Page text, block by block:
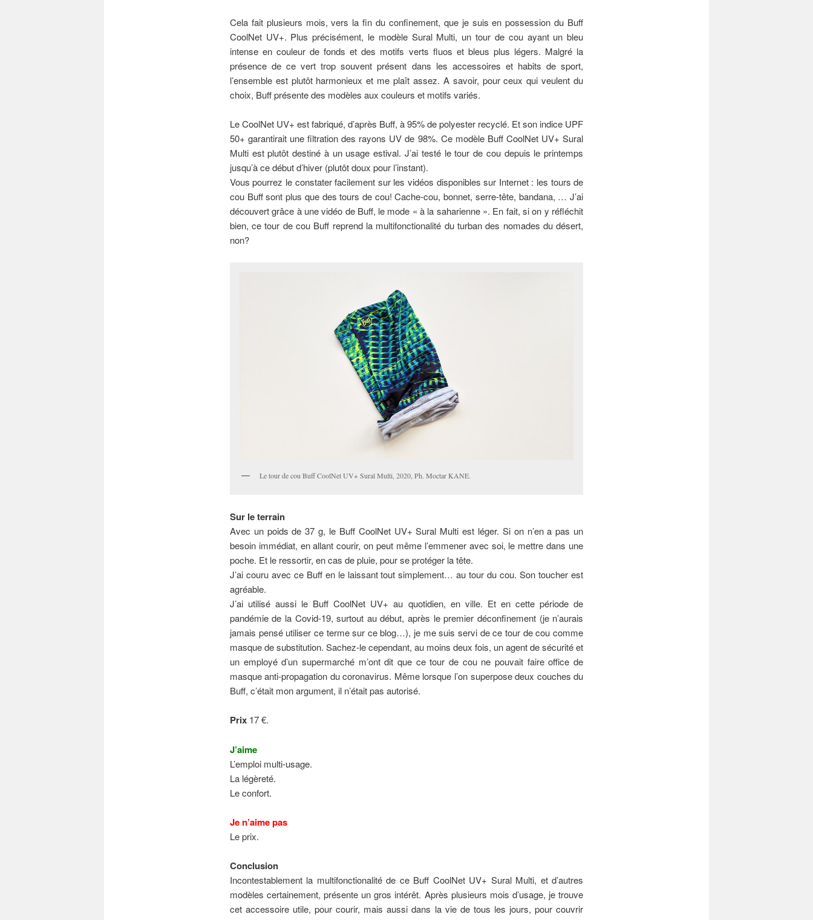
Cela fait plusieurs mois, vers la fin du confinement, que je suis en possession du Buff
CoolNet UV+. Plus précisément, le modèle Sural Multi, un tour de cou ayant un bleu
intense en couleur de fonds et des motifs verts fluos et bleus plus légers. Malgré la
présence de ce vert trop souvent présent dans les accessoires et habits de sport,
l’ensemble est plutôt harmonieux et me plaît assez. A savoir, pour ceux qui veulent du
choix, Buff présente des modèles aux couleurs et motifs variés.
Le CoolNet UV+ est fabriqué, d’après Buff, à 95% de polyester recyclé. Et son indice UPF
50+ garantirait une filtration des rayons UV de 98%. Ce modèle Buff CoolNet UV+ Sural
Multi est plutôt destiné à un usage estival. J’ai testé le tour de cou depuis le printemps
jusqu’à ce début d’hiver (plutôt doux pour l’instant).
Vous pourrez le constater facilement sur les vidéos disponibles sur Internet : les tours de
cou Buff sont plus que des tours de cou! Cache-cou, bonnet, serre-tête, bandana, … J’ai
découvert grâce à une vidéo de Buff, le mode « à la saharienne ». En fait, si on y réfléchit
bien, ce tour de cou Buff reprend la multifonctionalité du turban des nomades du désert,
non?
Le tour de cou Buff CoolNet UV+ Sural Multi, 2020, Ph. Moctar KANE.
Sur le terrain
Avec un poids de 37 g, le Buff CoolNet UV+ Sural Multi est léger. Si on n’en a pas un
besoin immédiat, en allant courir, on peut même l’emmener avec soi, le mettre dans une
poche. Et le ressortir, en cas de pluie, pour se protéger la tête.
J’ai couru avec ce Buff en le laissant tout simplement… au tour du cou. Son toucher est
agréable.
J’ai utilisé aussi le Buff CoolNet UV+ au quotidien, en ville. Et en cette période de
pandémie de la Covid-19, surtout au début, après le premier déconfinement (je n’aurais
jamais pensé utiliser ce terme sur ce blog…), je me suis servi de ce tour de cou comme
masque de substitution. Sachez-le cependant, au moins deux fois, un agent de sécurité et
un employé d’un supermarché m’ont dit que ce tour de cou ne pouvait faire office de
masque anti-propagation du coronavirus. Même lorsque l’on superpose deux couches du
Buff, c’était mon argument, il n’était pas autorisé.
Prix17 €.
J’aime
L’emploi multi-usage.
La légèreté.
Le confort.
Je n’aime pas
Le prix.
Conclusion
Incontestablement la multifonctionalité de ce Buff CoolNet UV+ Sural Multi, et d’autres
modèles certainement, présente un gros intérêt. Après plusieurs mois d’usage, je trouve
cet accessoire utile, pour courir, mais aussi dans la vie de tous les jours, pour couvrir